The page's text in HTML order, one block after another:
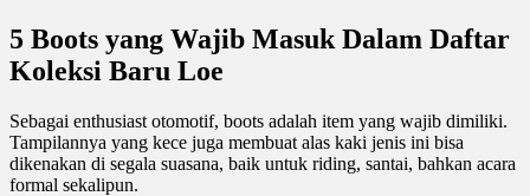
5 Boots yang Wajib Masuk Dalam Daftar
Koleksi Baru Loe
Sebagai enthusiast otomotif, boots adalah item yang wajib dimiliki.
Tampilannya yang kece juga membuat alas kaki jenis ini bisa
dikenakan di segala suasana, baik untuk riding, santai, bahkan acara
formal sekalipun.